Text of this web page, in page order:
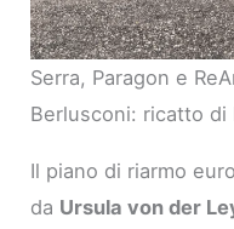
Serra, Paragon e
Berlusconi: ricatto di
Il piano di riarmo
da Ursula von der